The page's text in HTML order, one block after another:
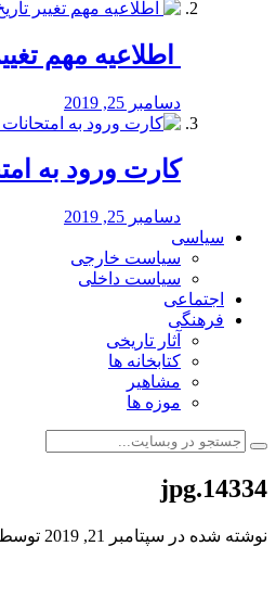
اطلاعیه مهم
دسامبر 25, 2019
کارت ورود به
دسامبر 25, 2019
سیاسی
سیاست خارجی
سیاست داخلی
اجتماعی
فرهنگی
آثار تاریخی
کتابخانه ها
مشاهیر
موزه ها
14334.jpg
نوشته شده در سپتامبر 21, 2019